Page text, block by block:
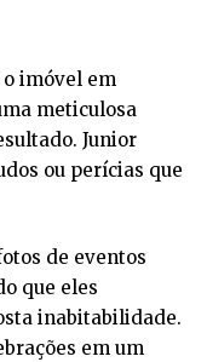
o imóvel em
meticulosa
Junior
ou perícias que
de eventos
que eles
inabitabilidade.
em um